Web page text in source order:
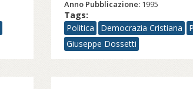
Anno Pubblicazione: 1995
Tags:
Politica
Democrazia Cristiana
Giuseppe Dossetti